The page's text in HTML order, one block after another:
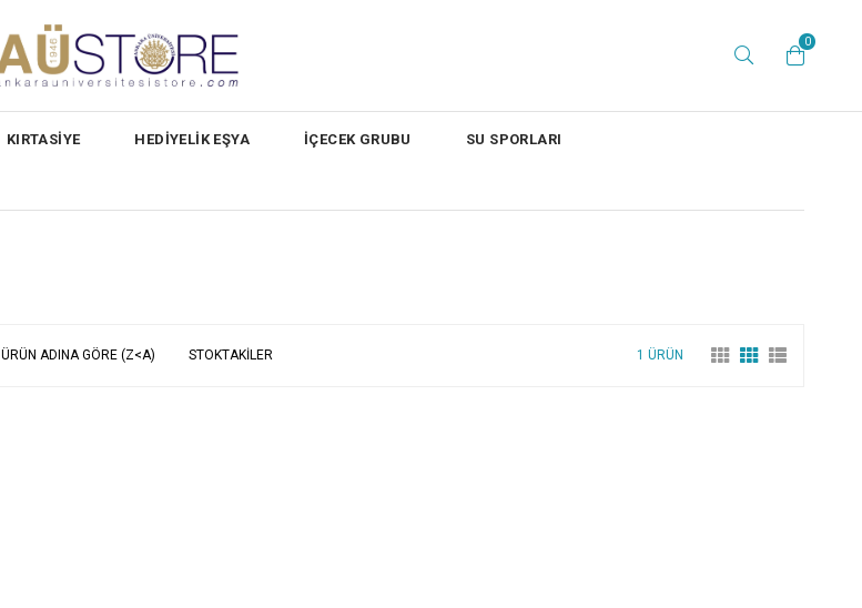
0
KIRTASİYE HEDİYELİK EŞYA İÇECEK GRUBU SU SPORLARI
ÜRÜN ADINA GÖRE (Z<A) STOKTAKILER 1 ÜRÜN